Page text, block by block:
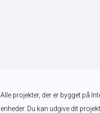
Alle projekter, der er bygget på
enheder. Du kan udgive dit